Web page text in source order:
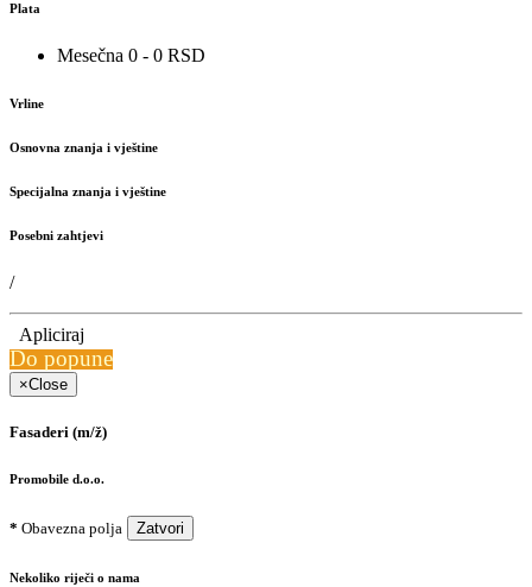
Plata
Mesečna 0 - 0 RSD
Vrline
Osnovna znanja i vještine
Specijalna znanja i vještine
Posebni zahtjevi
/
Apliciraj
Do popune
×Close
Fasaderi (m/ž)
Promobile d.o.o.
* Obavezna polja Zatvori
Nekoliko riječi o nama